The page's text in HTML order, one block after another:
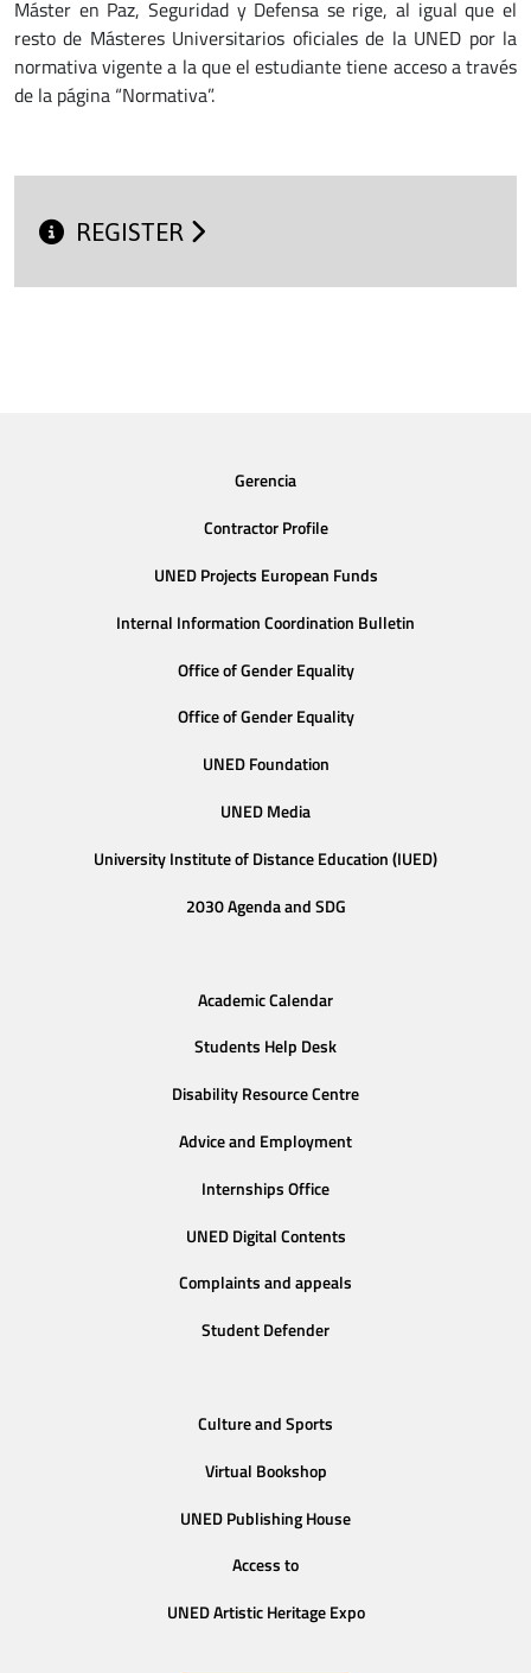
Máster en Paz, Seguridad y Defensa se rige, al igual que el
resto de Másteres Universitarios oficiales de la UNED por la
normativa vigente a la que el estudiante tiene acceso a través
de la página “Normativa”.
REGISTER
Gerencia
Contractor Profile
UNED Projects European Funds
Internal Information Coordination Bulletin
Office of Gender Equality
Office of Gender Equality
UNED Foundation
UNED Media
University Institute of Distance Education (IUED)
2030 Agenda and SDG
Academic Calendar
Students Help Desk
Disability Resource Centre
Advice and Employment
Internships Office
UNED Digital Contents
Complaints and appeals
Student Defender
Culture and Sports
Virtual Bookshop
UNED Publishing House
Access to
UNED Artistic Heritage Expo